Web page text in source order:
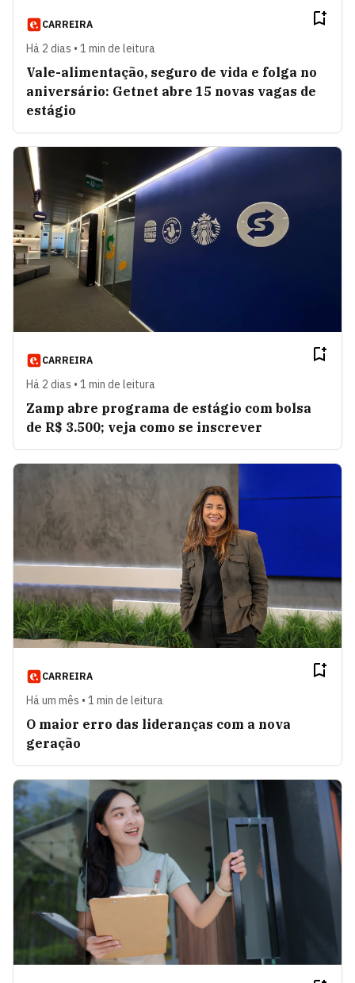
CARREIRA
Há 2 dias • 1 min de leitura
Vale-alimentação, seguro de vida e folga no
aniversário: Getnet abre 15 novas vagas de
estágio
CARREIRA
Há 2 dias • 1 min de leitura
Zamp abre programa de estágio com bolsa
de R$ 3.500; veja como se inscrever
CARREIRA
Há um mês • 1 min de leitura
O maior erro das lideranças com a nova
geração